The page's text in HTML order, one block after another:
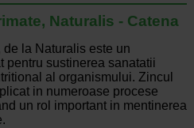
Naturalis - Catena
la Naturalis este un
pentru sustinerea sanatatii
al organismului. Zincul
in numeroase procese
un rol important in mentinerea